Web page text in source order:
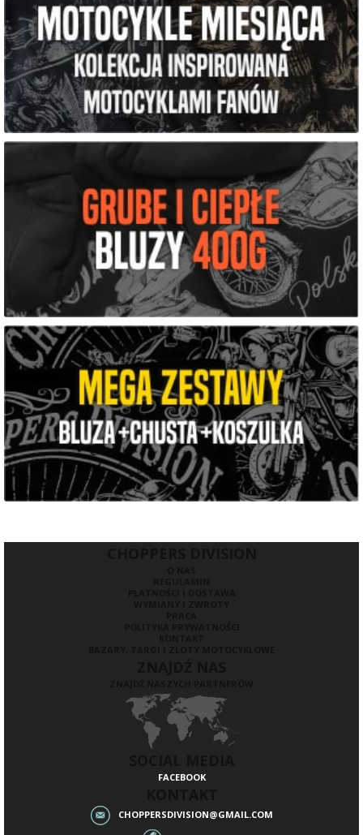
FACEBOOK
CHOPPERSDIVISION@GMAIL.COM